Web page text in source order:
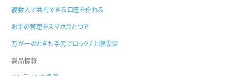
複数人で共有できる口座を作れる
お金の管理をスマホひとつで
万が一のときも手元でロック/上限設定
製品情報